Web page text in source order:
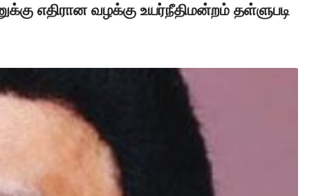
எதிரான வழக்கு உயர்நீதிமன்றம் தள்ளுபடி